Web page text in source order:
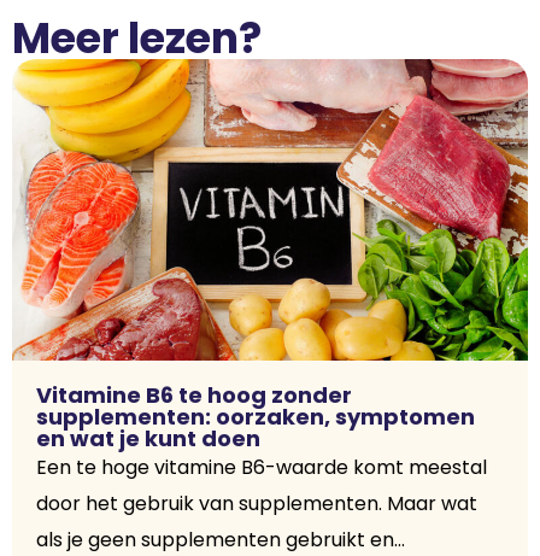
Meer lezen?
Vitamine B6 te hoog zonder
supplementen: oorzaken, symptomen
en wat je kunt doen
Een te hoge vitamine B6-waarde komt meestal
door het gebruik van supplementen. Maar wat
als je geen supplementen gebruikt en...